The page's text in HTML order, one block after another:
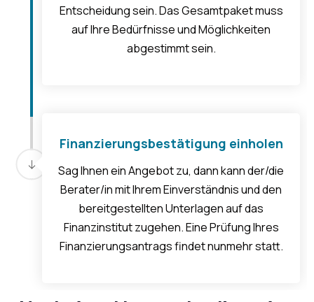
Entscheidung sein. Das Gesamtpaket muss
auf Ihre Bedürfnisse und Möglichkeiten
abgestimmt sein.
Finanzierungsbestätigung einholen
Sag Ihnen ein Angebot zu, dann kann der/die
Berater/in mit Ihrem Einverständnis und den
bereitgestellten Unterlagen auf das
Finanzinstitut zugehen. Eine Prüfung Ihres
Finanzierungsantrags findet nunmehr statt.